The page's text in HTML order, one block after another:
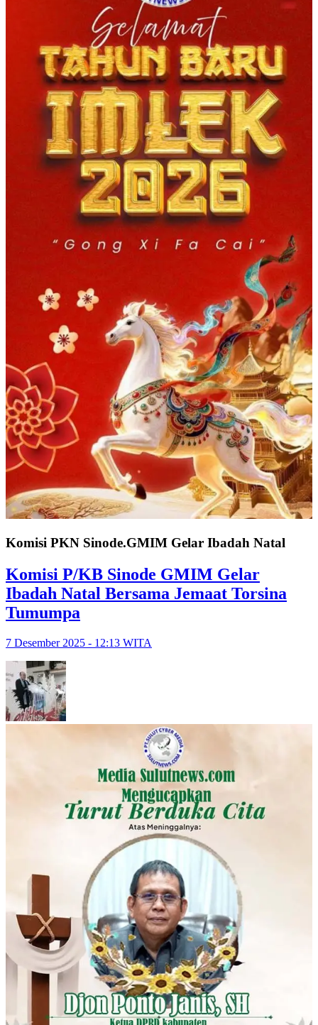
Komisi PKN Sinode.GMIM Gelar Ibadah Natal
Komisi P/KB Sinode GMIM Gelar
Ibadah Natal Bersama Jemaat Torsina
Tumumpa
7 Desember 2025 - 12:13 WITA